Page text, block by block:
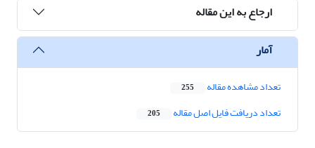
ارجاع به این مقاله
آمار
تعداد مشاهده مقاله 255
تعداد دریافت فایل اصل مقاله 205